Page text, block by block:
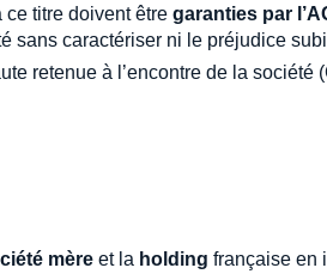
titre doivent être garanties par
sans caractériser ni le préjudice
retenue à l’encontre de la société
mère et la holding française en